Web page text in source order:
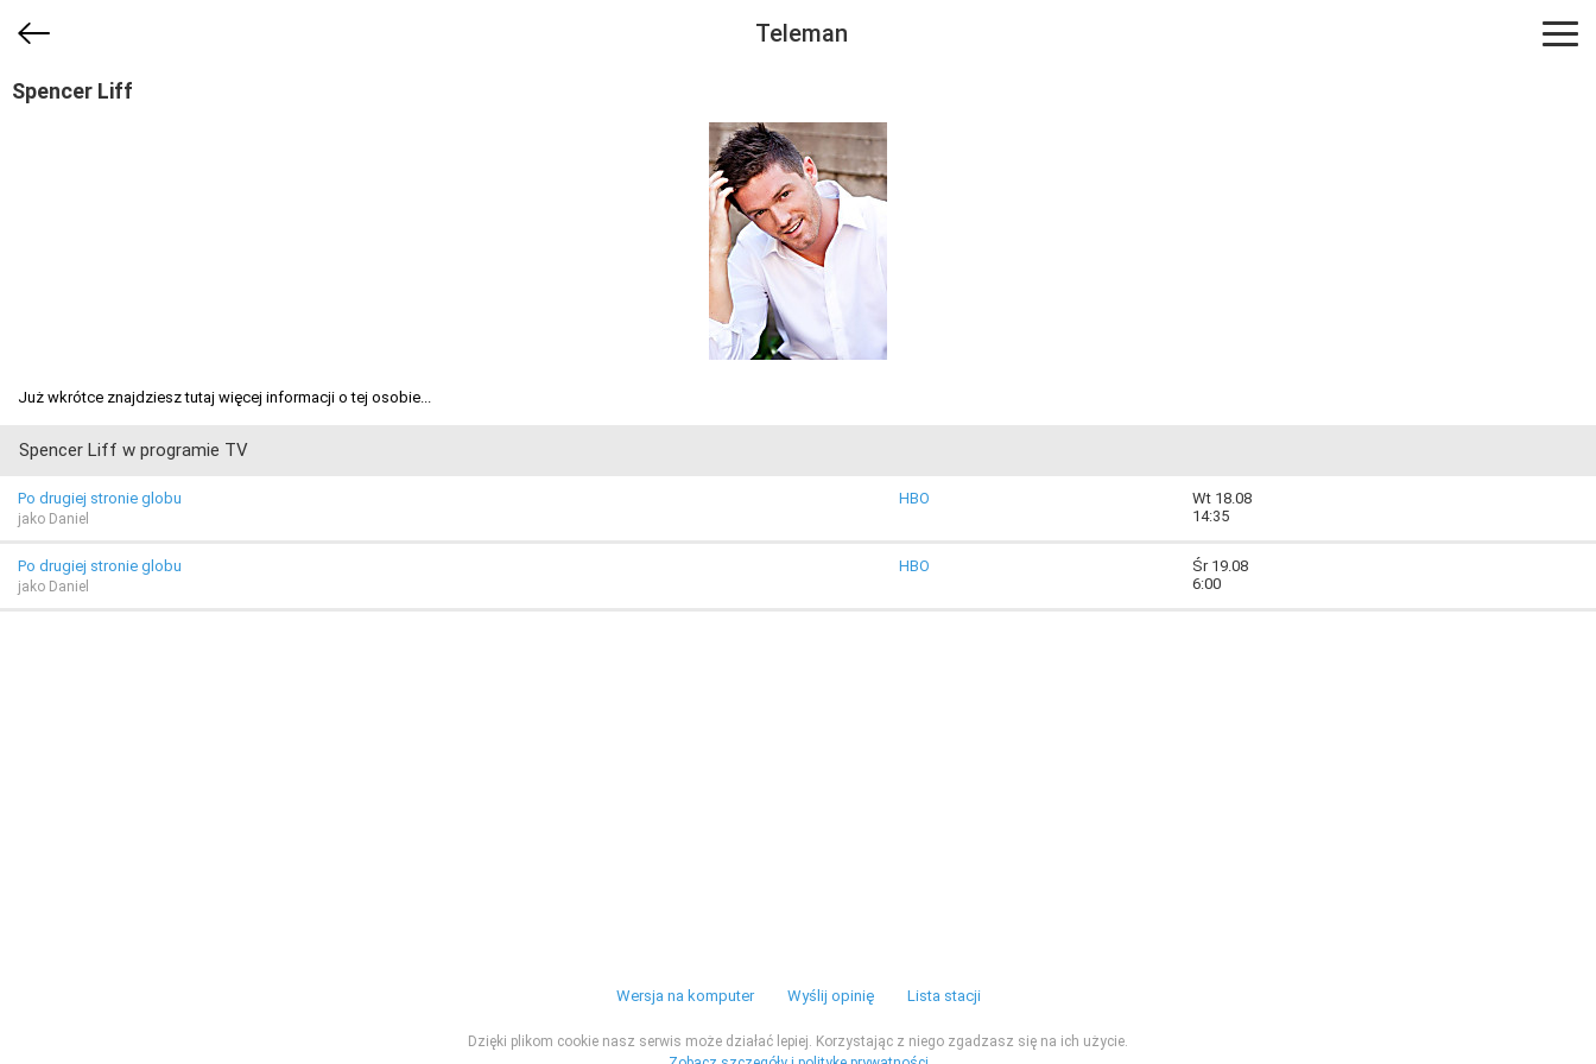
Teleman
Spencer Liff
Już wkrótce znajdziesz tutaj więcej informacji o tej osobie...
Spencer Liff w programie TV
Po drugiej stronie globu
jako Daniel
HBO
Wt 18.08
14:35
Po drugiej stronie globu
jako Daniel
HBO
Śr 19.08
6:00
Wersja na komputer Wyślij opinię Lista stacji
Dzięki plikom cookie nasz serwis może działać lepiej. Korzystając z niego zgadzasz się na ich użycie.